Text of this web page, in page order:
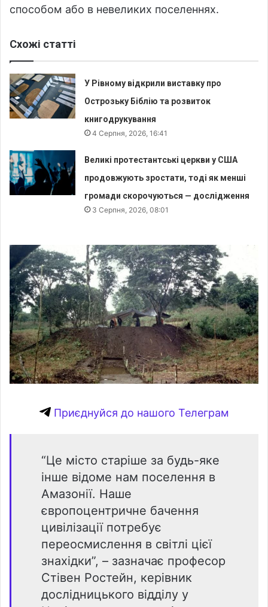
способом або в невеликих поселеннях.
Схожі статті
У Рівному відкрили виставку про
Острозьку Біблію та розвиток
книгодрукування
4 Серпня, 2026, 16:41
Великі протестантські церкви у США
продовжують зростати, тоді як менші
громади скорочуються — дослідження
3 Серпня, 2026, 08:01
Приєднуйся до нашого Телеграм
“Це місто старіше за будь-яке
інше відоме нам поселення в
Амазонії. Наше
європоцентричне бачення
цивілізації потребує
переосмислення в світлі цієї
знахідки”, – зазначає професор
Стівен Ростейн, керівник
дослідницького відділу у